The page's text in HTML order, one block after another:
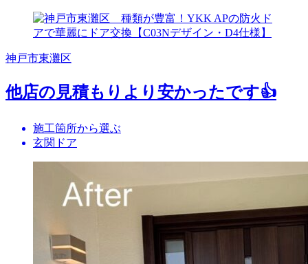
神戸市東灘区
他店の見積もりより安かったです👍
施工箇所から選ぶ
玄関ドア